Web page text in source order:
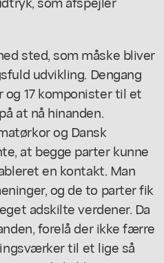
sted, som måske bliver
udvikling. Dengang
17 komponister til et
at nå hinanden.
og Dansk
at begge parter kunne
en kontakt. Man
og de to parter fik
adskilte verdener. Da
forelå der ikke færre
til et lige så